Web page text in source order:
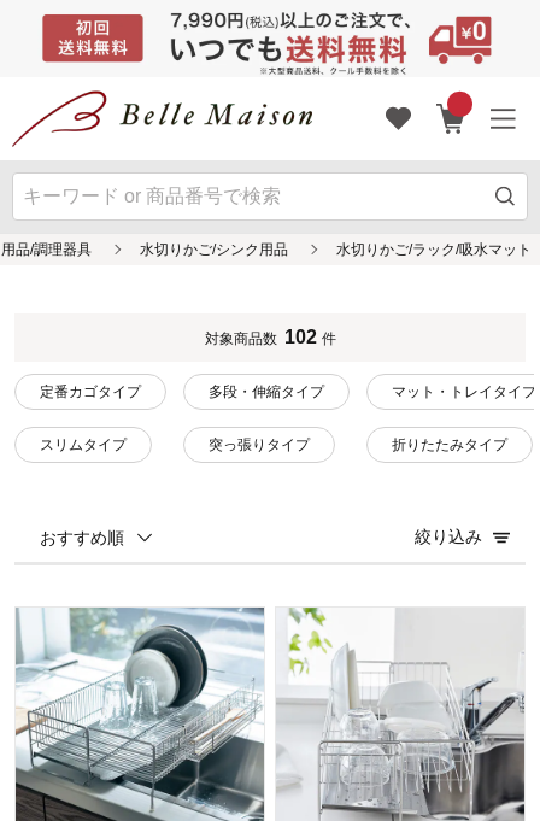
品/調理器具 水切りかご/シンク用品 水切りかご/ラック/吸水マット
対象商品数 102 件
定番カゴタイプ
スリムタイプ
多段・伸縮タイプ
突っ張りタイプ
マット・トレイタイプ
折りたたみタイプ
おすすめ順 絞り込み